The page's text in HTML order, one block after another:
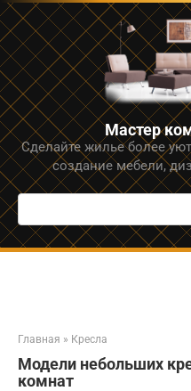
Перейти
к
контенту
Мастер
Сделайте жилье более
создание мебели,
Поиск:
Главная » Кресла
Модели небольших
комнат